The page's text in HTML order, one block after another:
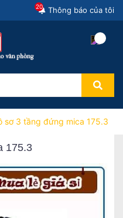
Thông báo của tôi
20
sơ 3 tầng đứng mica 175.3
175.3